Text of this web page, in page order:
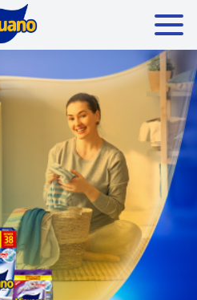
Minuano Rende +